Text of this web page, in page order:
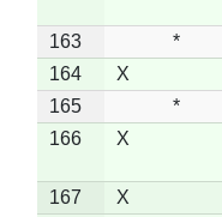
163 *
164
X
165
*
166
X
167 X